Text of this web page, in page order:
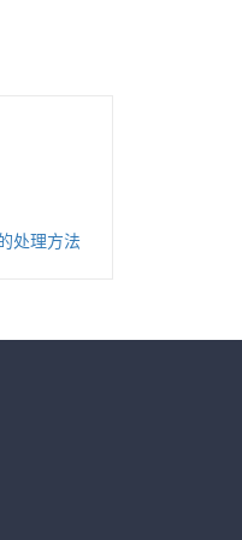
处理方法